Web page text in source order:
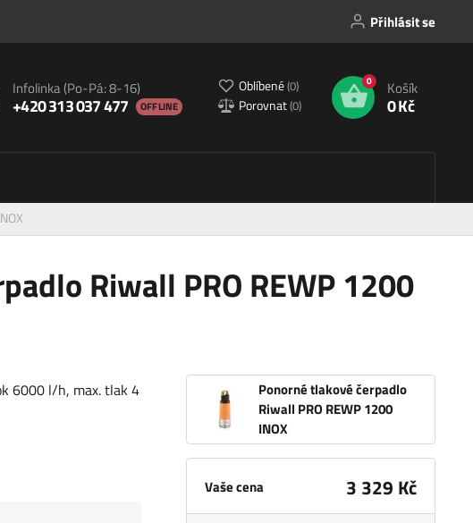
Přihlásit se
Infolinka(Po-Pá: 8-16)
+420 313 037 477 OFFLINE
Oblíbené(0)
Porovnat(0)
0 Košík
0 Kč
Riwall PRO REWP 1200
Ponorné tlakové čerpadlo
Riwall PRO REWP 1200
INOX
Vaše cena 3 329 Kč
6000 l/h, max. tlak 4